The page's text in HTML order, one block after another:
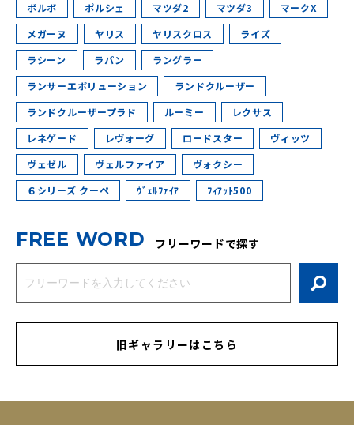
ボルボ
ポルシェ マツダ2 マツダ3
マークX
メガーヌ
ヤリス ヤリスクロス
ライズ
ラシーン
ラパン
ラングラー
ランサーエボリューション
ランドクルーザー
ランドクルーザープラド
ルーミー
レクサス
レネゲード
レヴォーグ ロードスター
ヴィッツ
ヴェゼル
ヴェルファイア
ヴォクシー
６シリーズ クーペ
ｳﾞｪﾙﾌｧｲｱ ﾌｨｱｯﾄ500
FREE WORD フリーワードで探す
旧ギャラリーはこちら